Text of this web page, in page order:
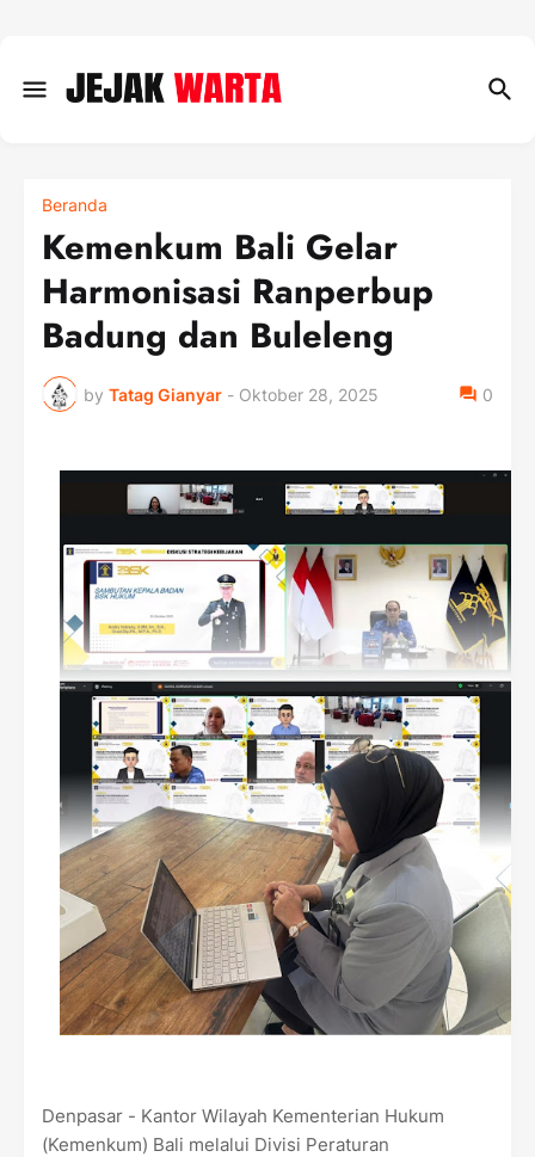
Beranda
Kemenkum Bali Gelar
Harmonisasi Ranperbup
Badung dan Buleleng
by Tatag Gianyar - Oktober 28, 2025 0
Denpasar - Kantor Wilayah Kementerian Hukum
(Kemenkum) Bali melalui Divisi Peraturan